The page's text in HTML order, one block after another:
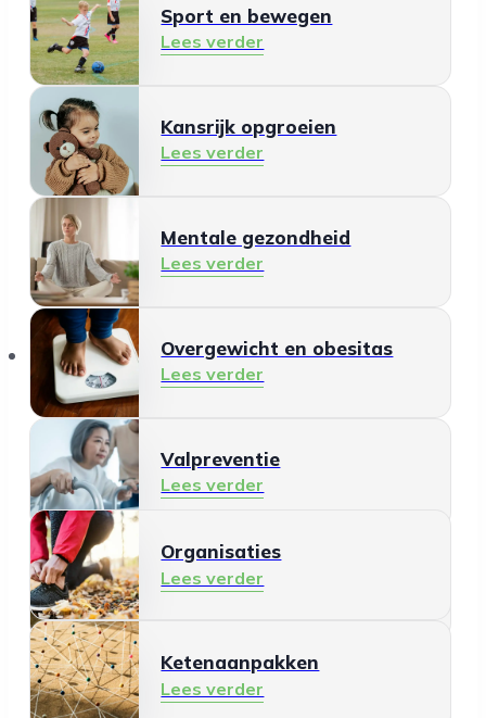
Sport en bewegen
Lees verder
Kansrijk opgroeien
Lees verder
Mentale gezondheid
Lees verder
Overgewicht en obesitas
Lees verder
Valpreventie
Lees verder
Gezonde leefomgeving
Lees verder
Ontmoeten en meedoen
Lees verder
Organisaties
Organisaties
Lees verder
Ketenaanpakken
Lees verder